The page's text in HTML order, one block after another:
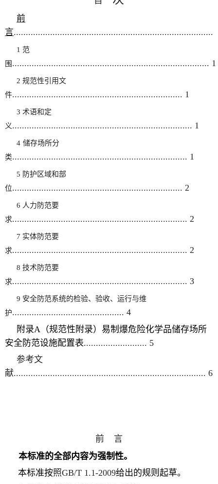
前
言..................................................................................
1 范
围 ................................................................................. 1
2 规范性引用文
件...................................................................... 1
3 术语和定
义.......................................................................... 1
4 储存场所分
类........................................................................ 1
5 防护区域和部
位...................................................................... 2
6 人力 防范要
求........................................................................ 2
7 实体防范要
求........................................................................ 2
8 技术防范要
求........................................................................ 3
9 安全防范系统的检验、验收、运行与维
护.............................................. 4
附录A（规范性附录） 易制爆危险化学品储存场所
安全防范设施配置表.......................... 5
参考文
献............................................................................... 6
前
言
本标准的全部内容为强制性。
本标准按照GB/T 1.1­-2009给出的规则起草。